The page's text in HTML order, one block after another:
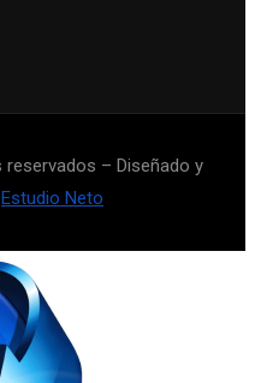
– Diseñado y
Estudio Neto